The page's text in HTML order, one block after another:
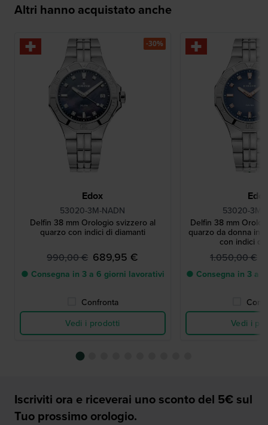
Altri hanno acquistato anche
Edox
53020-3M-NADN
Delfin 38 mm Orologio svizzero al
quarzo con indici di diamanti
990,00 € 689,95 €
● Consegna in 3 a 6 giorni lavorativi
Confronta
Vedi i prodotti
-30%
Edox
53020-3M-
Delfin 38 mm
quarzo da donna in
con indici di
1.050,00 €
● Consegna in 3 a
Vedi i
Iscriviti ora e riceverai uno sconto del 5€ sul
Tuo prossimo orologio.